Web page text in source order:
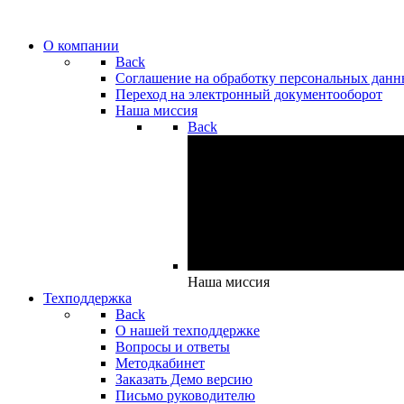
О компании
Back
Cоглашение на обработку персональных
Переход на электронный документооборот
Наша миссия
Back
Наша миссия
Техподдержка
Back
О нашей техподдержке
Вопросы и ответы
Методкабинет
Заказать Демо версию
Письмо руководителю